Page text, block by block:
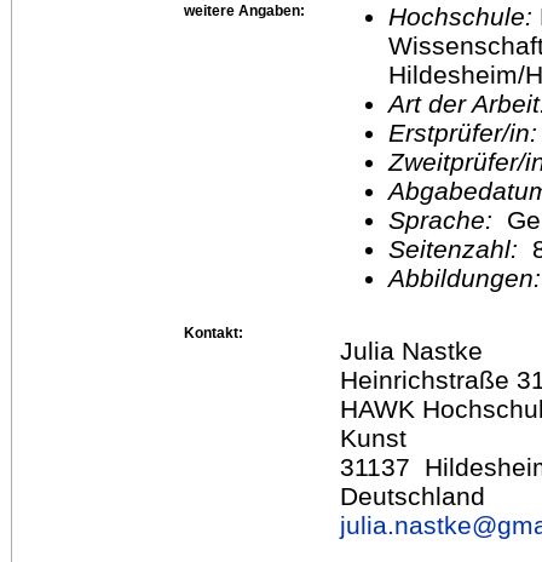
weitere Angaben: Hochschule:
Hildesheim/
Art der
Erstprüfer/
Sprache:
Seitenzahl:
Kontakt:
Julia Nastke
Heinrichstraße
HAWK
Kunst
31137
Deutschland
julia.nastke@